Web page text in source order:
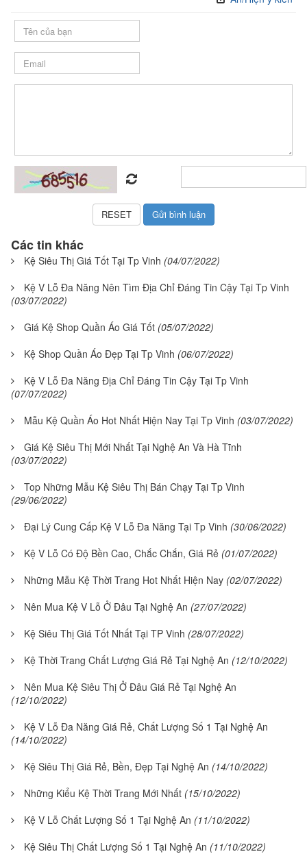
Các tin khác
Kệ Siêu Thị Giá Tốt Tại Tp Vinh (04/07/2022)
Kệ V Lỗ Đa Năng Nên Tìm Địa Chỉ Đáng Tin Cậy Tại Tp Vinh
(03/07/2022)
Giá Kệ Shop Quần Áo Giá Tốt (05/07/2022)
Kệ Shop Quần Áo Đẹp Tại Tp Vinh (06/07/2022)
Kệ V Lỗ Đa Năng Địa Chỉ Đáng Tin Cậy Tại Tp Vinh
(07/07/2022)
Mẫu Kệ Quần Áo Hot Nhất Hiện Nay Tại Tp Vinh (03/07/2022)
Giá Kệ Siêu Thị Mới Nhất Tại Nghệ An Và Hà Tĩnh
(03/07/2022)
Top Những Mẫu Kệ Siêu Thị Bán Chạy Tại Tp Vinh
(29/06/2022)
Đại Lý Cung Cấp Kệ V Lỗ Đa Năng Tại Tp Vinh (30/06/2022)
Kệ V Lỗ Có Độ Bền Cao, Chắc Chắn, Giá Rẻ (01/07/2022)
Những Mẫu Kệ Thời Trang Hot Nhất Hiện Nay (02/07/2022)
Nên Mua Kệ V Lỗ Ở Đâu Tại Nghệ An (27/07/2022)
Kệ Siêu Thị Giá Tốt Nhất Tại TP Vinh (28/07/2022)
Kệ Thời Trang Chất Lượng Giá Rẻ Tại Nghệ An (12/10/2022)
Nên Mua Kệ Siêu Thị Ở Đâu Giá Rẻ Tại Nghệ An
(12/10/2022)
Kệ V Lỗ Đa Năng Giá Rẻ, Chất Lượng Số 1 Tại Nghệ An
(14/10/2022)
Kệ Siêu Thị Giá Rẻ, Bền, Đẹp Tại Nghệ An (14/10/2022)
Những Kiểu Kệ Thời Trang Mới Nhất (15/10/2022)
Kệ V Lỗ Chất Lượng Số 1 Tại Nghệ An (11/10/2022)
Kệ Siêu Thị Chất Lượng Số 1 Tại Nghệ An (11/10/2022)